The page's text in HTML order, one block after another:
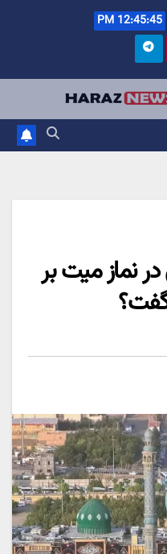
12:45:46 PM
نماز میت بر